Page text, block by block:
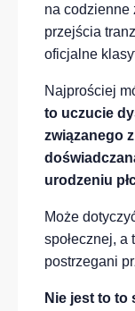
na codzienne
przejścia
oficjalne
Najprościej
to uczucie
związanego
urodzeniu
Może
społecznej, a
postrzegani
Nie jest to to